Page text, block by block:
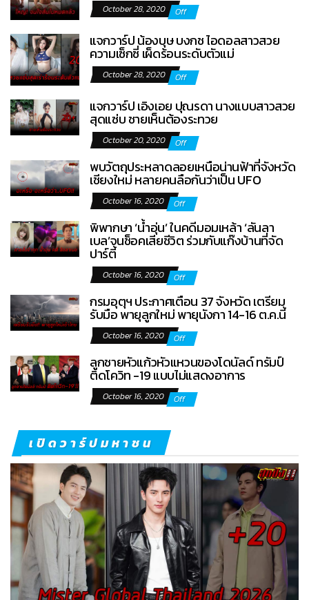
October 28, 2020 Off
แจกวาร์ป น้องบุษ บงกช ไอดอลสาวสวย
ความเซ็กซี่ เผ็ดร้อนระดับตัวแม่
October 28, 2020 Off
แจกวาร์ป เอิงเอย ปุณรดา นางแบบสาวสวย
สุดแซ่บ ชายเห็นต้องระทวย
October 20, 2020 Off
พบวัตถุประหลาดลอยเหนือน่านฟ้าที่จังหวัด
เชียงใหม่ หลายคนลือกันว่าเป็น UFO
October 16, 2020 Off
พิพากษา ‘น้ำอุ่น’ ในคดีมอมเหล้า ‘ลันลา
เบล’จนช็อคเสียชีวิต ร่วมกับแก๊งบ้านที่จัด
ปาร์ตี้
October 16, 2020 Off
กรมอุตุฯ ประกาศเตือน 37 จังหวัด เตรียม
รับมือ พายุลูกใหม่ พายุนังกา 14-16 ต.ค.นี้
October 16, 2020 Off
ลูกชายหัวแก้วหัวแหวนของโดนัลด์ ทรัมป์
ติดโควิท -19 แบบไม่แสดงอาการ
October 16, 2020 Off
เปิดวาร์ปมหาชน